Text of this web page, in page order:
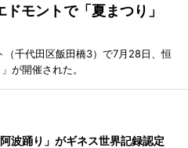
ドモントで「夏まつり」
千代田区飯田橋3）で7月28日、恒
が開催された。
波踊り」がギネス世界記録認定